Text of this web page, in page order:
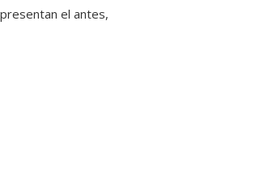
el antes,